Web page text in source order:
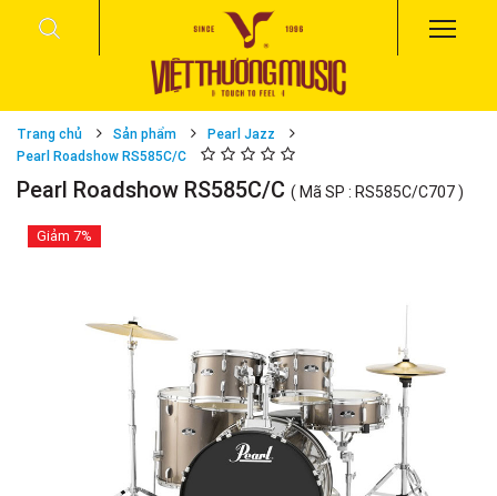
Trang chủ Sản phẩm
Pearl Jazz
Pearl Roadshow RS585C/C
Pearl Roadshow RS585C/C ( Mã SP : RS585C/C707 )
Giảm 7%